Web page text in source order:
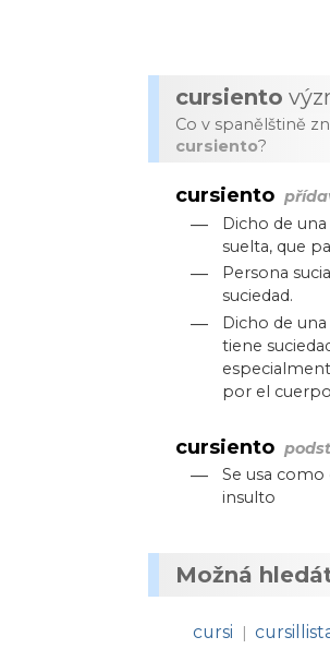
cursiento
Co v spanělštině
cursiento?
cursiento
—
Dicho de
suelta, que
—
Persona
suciedad.
—
Dicho de una
tiene
por el
cursiento
—
Se usa como
insulto
Možná
cursi